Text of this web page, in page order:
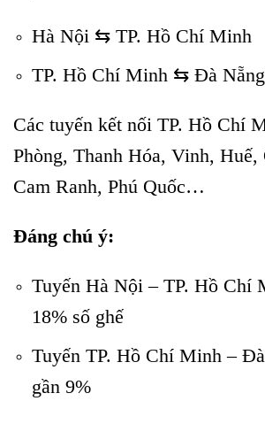
Hà Nội ⇆ TP. Hồ Chí Minh
TP. Hồ Chí Minh ⇆ Đà Nẵng
Các tuyến kết nối TP. Hồ Chí
Phòng, Thanh Hóa, Vinh, Huế,
Cam Ranh, Phú Quốc…
Đáng chú ý:
Tuyến Hà Nội – TP. Hồ Chí
18% số ghế
Tuyến TP. Hồ Chí Minh –
gần 9%